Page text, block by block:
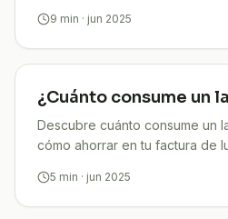
9 min · jun 2025
¿Cuánto consume un
Descubre cuánto consume un
cómo ahorrar en tu factura de
5 min · jun 2025